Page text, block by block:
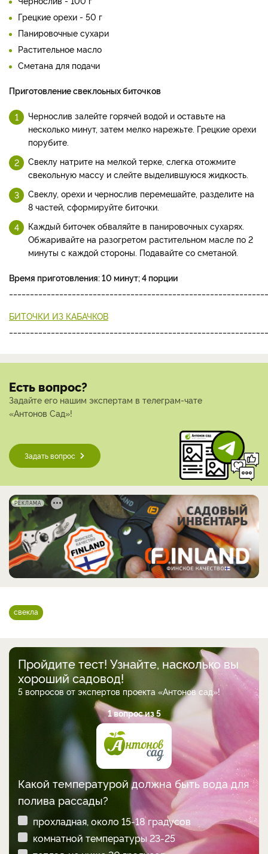
Грецкие орехи - 50 г
Панировочные сухари
Растительное масло
Сметана для подачи
Приготовление свеклоьных биточков
Чернослив залейте горячей водой и оставьте на
несколько минут, затем мелко нарежьте. Грецкие орехи
порубите.
Свеклу натрите на мелкой терке, слегка отожмите
свекольную массу и слейте выделившуюся жидкость.
Свеклу, орехи и чернослив перемешайте, разделите на
8 частей, сформируйте биточки.
Каждый биточек обваляйте в панировочных сухарях.
Обжаривайте на разогретом растительном масле по 2
минуты с каждой стороны. Подавайте со сметаной.
Время приготовления: 10 минут; 4 порции
БИТОЧКИ ИЗ КАБАЧКОВ
Есть вопрос?
Задайте его нашим экспертам в телеграм-чате
«Антонов Сад»!
Задать вопрос
РЕКЛАМА
свекла
Пройдите тест! Узнайте, насколько вы
хороший садовод!
5 вопросов от экспертов проекта «Антонов сад»!
1 вопрос из 5
Какой температурой должна быть вода для
полива рассады?
прохладная, около 15-18 градусов
комнатной температуры 23-25